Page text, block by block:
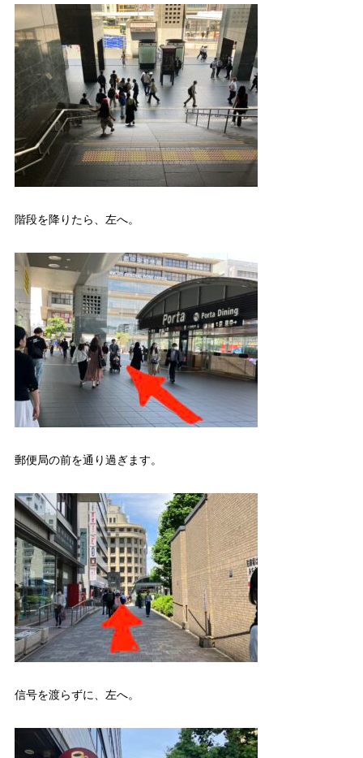
階段を降りたら、左へ。
郵便局の前を通り過ぎます。
信号を渡らずに、左へ。